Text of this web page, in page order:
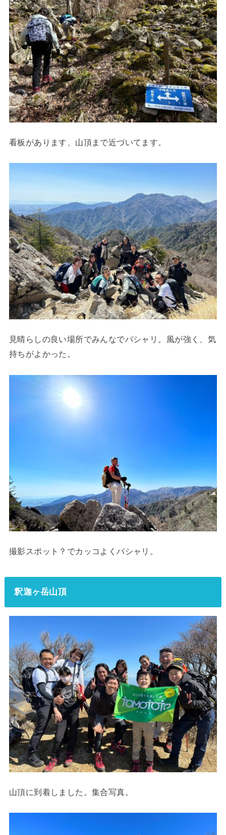
看板があります、山頂まで近づいてます。
見晴らしの良い場所でみんなでパシャリ。風が強く、気
持ちがよかった。
撮影スポット？でカッコよくパシャリ。
釈迦ヶ岳山頂
山頂に到着しました。集合写真。